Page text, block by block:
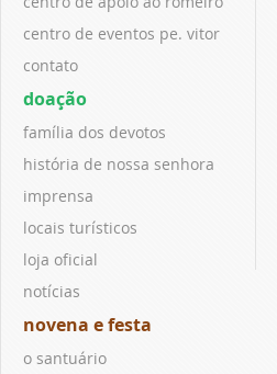
centro de eventos pe. vitor
contato
doação
família dos devotos
história de nossa senhora
imprensa
locais turísticos
loja oficial
notícias
novena e festa
o santuário